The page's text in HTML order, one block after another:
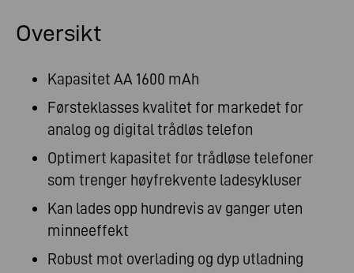
Oversikt
Kapasitet AA 1600 mAh
Førsteklasses kvalitet for markedet for
analog og digital trådløs telefon
Optimert kapasitet for trådløse telefoner
som trenger høyfrekvente ladesykluser
Kan lades opp hundrevis av ganger uten
minneeffekt
Robust mot overlading og dyp utladning